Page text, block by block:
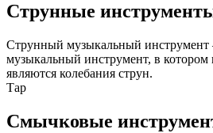
Струнные
Струнный музыкальный
музыкальный инструмент, в котором
являются колебания струн.
Тар
Смычковые